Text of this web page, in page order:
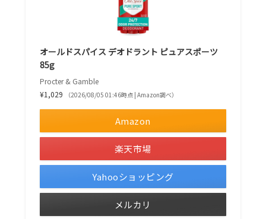
オールドスパイス デオドラント ピュアスポーツ
85g
Procter & Gamble
¥1,029
（2026/08/05 01:46時点 | Amazon調べ）
Amazon
楽天市場
Yahooショッピング
メルカリ